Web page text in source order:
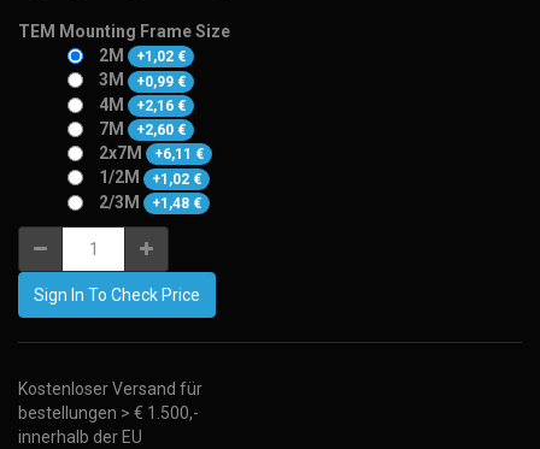
TEM Mounting Frame Size
2M
+1,02 €
3M +0,99 €
4M +2,16 €
7M +2,60 €
2x7M +6,11 €
1/2M +1,02 €
2/3M +1,48 €
Sign In To Check Price
Kostenloser Versand für
bestellungen > € 1.500,-
innerhalb der EU